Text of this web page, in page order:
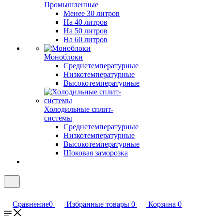
Промышленные
Менее 30 литров
На 40 литров
На 50 литров
На 60 литров
Моноблоки
Среднетемпературные
Низкотемпературные
Высокотемпературные
Холодильные сплит-
системы
Среднетемпературные
Низкотемпературные
Высокотемпературные
Шоковая заморозка
Сравнение0 Избранные товары 0 Корзина 0